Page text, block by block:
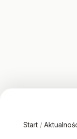
Start /